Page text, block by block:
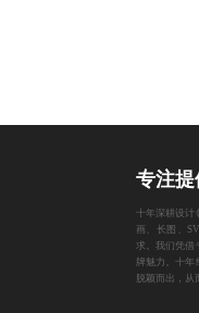
专注
十年深耕设计
画、长图、
求。我们凭借
牌魅力。十
脱颖而出，从